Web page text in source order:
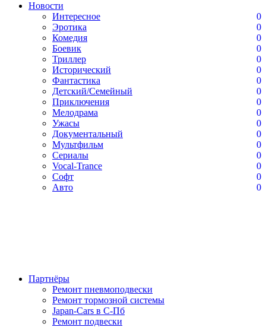
Новости
Интересное
0
Эротика
0
Комедия
0
Боевик
0
Триллер
0
Исторический
0
Фантастика
0
Детский/Семейный
0
Приключения
0
Мелодрама
0
Ужасы
0
Документальный
0
Мультфильм
0
Сериалы
0
Vocal-Trance
0
Софт
0
Авто
0
Партнёры
Ремонт пневмоподвески
Ремонт тормозной системы
Japan-Cars в С-Пб
Ремонт подвески